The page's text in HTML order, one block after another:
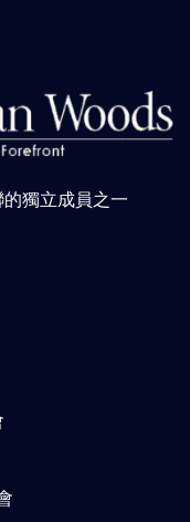
獨立成員之一